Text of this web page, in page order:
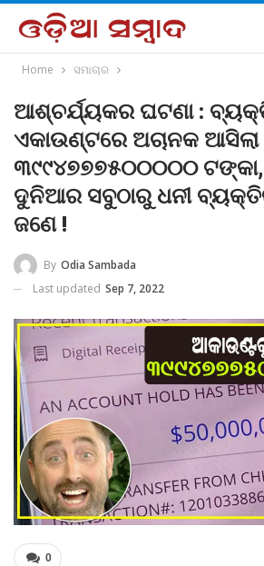
Home ସମାଚାର
ଆଶ୍ଚର୍ଯ୍ୟକର ଘଟଣା :
ଏକାଉଣ୍ଟରେ ଅଚାନକ ଆସିଲା
୩୯୯୪୭୭୭୫୦୦୦୦୦
ଦୁନିଆର ସବୁଠାରୁ ଧନୀ
ଜଣେ !
By Odia Sambada
Last updated Sep 7, 2022
0